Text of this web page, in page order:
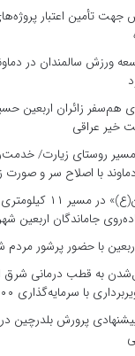
جهت تأمین اعتبار
ورزش سالمندان در
هم‌سفر زائران اربعین
خیر عراقی
روستای زیارت/
با اصلاح سر و صورت
طنین «لبیک یا
جاماندگان اربعین
با حضور پرشور مردم
به قطب درمانی شرق
سرمایه‌گذاری ۶۰۰ میلیاردی
پرورش بلدرچین در